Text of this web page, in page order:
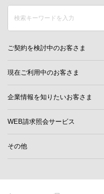
ご契約を検討中のお客さま
現在ご利用中のお客さま
企業情報を知りたいお客さま
WEB請求照会サービス
その他